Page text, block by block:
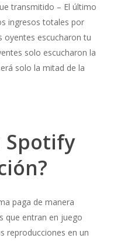
transmitido – El último
ingresos totales por
oyentes escucharon tu
solo escucharon la
solo la mitad de la
Spotify
paga de manera
que entran en juego
reproducciones en un